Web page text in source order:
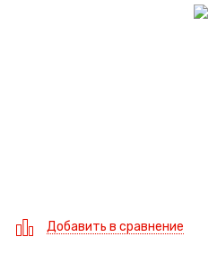
Добавить в сравнение